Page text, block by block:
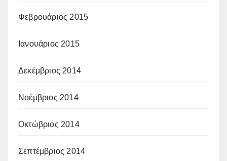
Φεβρουάριος 2015
Ιανουάριος 2015
Δεκέμβριος 2014
Νοέμβριος 2014
Οκτώβριος 2014
Σεπτέμβριος 2014